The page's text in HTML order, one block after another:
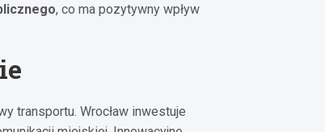
, co ma pozytywny wpływ
transportu. Wrocław inwestuje